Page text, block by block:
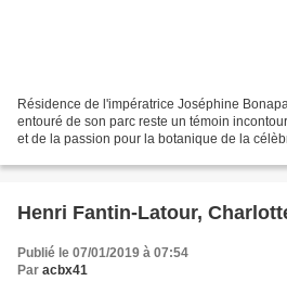
Résidence de l'impératrice Joséphine
entouré de son parc reste un témoin
et de la passion pour la botanique de la
Henri Fantin-Latour,
Publié le 07/01/2019 à 07:54
Par acbx41